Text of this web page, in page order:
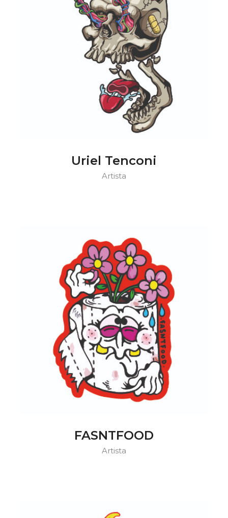
Uriel Tenconi
Artista
FASNTFOOD
Artista